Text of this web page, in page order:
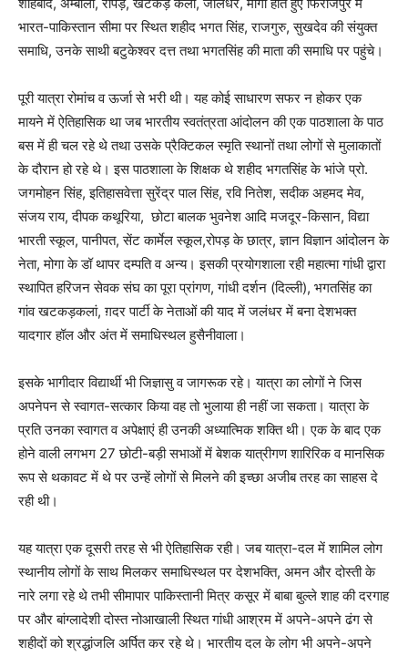
भारत-पाकिस्तान सीमा पर स्थित शहीद भगत सिंह,राजगुरु,सुखदेव की संयुक्त
समाधि, उनके साथी बटुकेश्वर दत्त तथा भगतसिंह की माता की समाधि पर पहुंचे।
पूरी यात्रा रोमांच व ऊर्जा से भरी थी। यह कोई साधारण सफर न होकर एक
मायने में ऐतिहासिक था जब भारतीय स्वतंत्रता आंदोलन की एक पाठशाला के पाठ
बस में ही चल रहे थे तथा उसके प्रैक्टिकल स्मृति स्थानों तथा लोगों से मुलाकातों
के दौरान हो रहे थे। इस पाठशाला के शिक्षक थे शहीद भगतसिंह के भांजे प्रो.
जगमोहन सिंह, इतिहासवेत्ता सुरेंद्र पाल सिंह, रवि नितेश,सदीक अहमद मेव,
संजय राय,दीपक कथूरिया,छोटा बालक भुवनेश आदि मजदूर-किसान,विद्या
भारती स्कूल,पानीपत,सेंट कार्मेल स्कूल,रोपड़ के छात्र,ज्ञान विज्ञान आंदोलन के
नेता,मोगा के डॉ थापर दम्पति व अन्य। इसकी प्रयोगशाला रही महात्मा गांधी द्वारा
स्थापित हरिजन सेवक संघ का पूरा प्रांगण,गांधी दर्शन (दिल्ली), भगतसिंह का
गांव खटकड़कलां,ग़दर पार्टी के नेताओं की याद में जलंधर में बना देशभक्त
यादगार हॉल और अंत में समाधिस्थल हुसैनीवाला।
इसके भागीदार विद्यार्थी भी जिज्ञासु व जागरूक रहे। यात्रा का लोगों ने जिस
अपनेपन से स्वागत-सत्कार किया वह तो भुलाया ही नहीं जा सकता। यात्रा के
प्रति उनका स्वागत व अपेक्षाएं ही उनकी अध्यात्मिक शक्ति थी। एक के बाद एक
होने वाली लगभग 27छोटी-बड़ी सभाओं में बेशक यात्रीगण शारिरिक व मानसिक
रूप से थकावट में थे पर उन्हें लोगों से मिलने की इच्छा अजीब तरह का साहस दे
रही थी।
यह यात्रा एक दूसरी तरह से भी ऐतिहासिक रही। जब यात्रा-दल में शामिल लोग
स्थानीय लोगों के साथ मिलकर समाधिस्थल पर देशभक्ति, अमन और दोस्ती के
नारे लगा रहे थे तभी सीमापार पाकिस्तानी मित्र कसूर में बाबा बुल्ले शाह की दरगाह
पर और बांग्लादेशी दोस्त नोआखाली स्थित गांधी आश्रम में अपने-अपने ढंग से
शहीदों को श्रद्धांजलि अर्पित कर रहे थे। भारतीय दल के लोग भी अपने-अपने